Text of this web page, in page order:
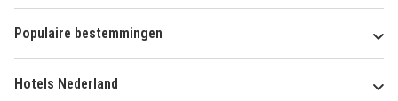
Populaire bestemmingen
Hotels Nederland